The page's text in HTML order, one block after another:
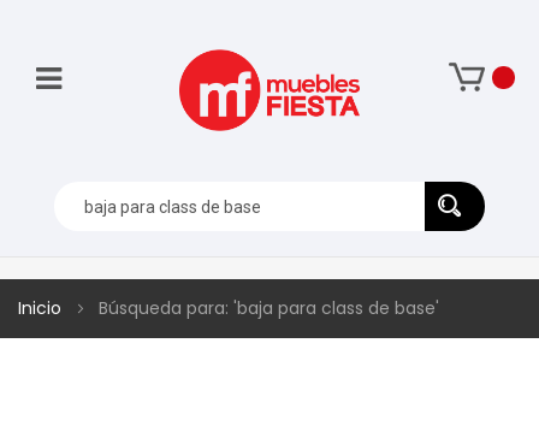
Inicio Búsqueda para: 'baja para class de base'